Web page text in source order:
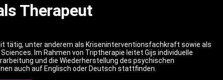
Therapeut
tätig, unter anderem als Kriseninterventionsfachkraft sowie als
Im Rahmen von Triptherapie leitet Gijs individuelle
und die Wiederherstellung des psychischen
auch auf Englisch oder Deutsch stattfinden.